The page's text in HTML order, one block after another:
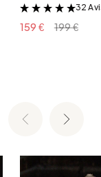
&
32
159 € 199 €